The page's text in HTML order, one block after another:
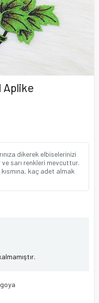
Aplike
dikerek elbiselerinizi
ve sarı renkleri mevcuttur.
kaç adet almak